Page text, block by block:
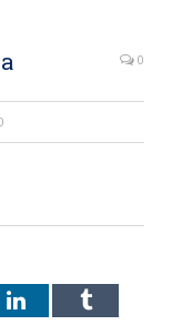
0
LinkedInTumblr